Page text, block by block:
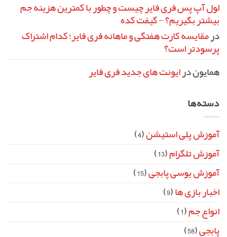
لول آپ پس فری فایر چیست و چطور با کمترین هزینه جم
بیشتر بگیریم؟ - گیفت کده
درمقایسه کارت هفتگی و ماهانه فری فایر؛ کدام اشتراک
پرسودتر است؟
همایوندرایونت‌ های جدید فری فایر
دسته‌ها
آموزش پلی استیشن(4)
آموزش تلگرام(13)
آموزش یوسی پابجی(15)
اخبار بازی ها(9)
انواع جم(1)
پابجی(58)